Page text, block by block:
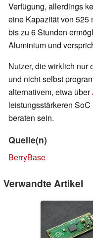
Verfügung, allerdings
eine Kapazität von 525
bis zu 6 Stunden
Aluminium und
Nutzer, die wirklich nur
und nicht selbst
alternativem, etwa über
leistungsstärkeren
beraten sein.
Quelle(n)
BerryBase
Verwandte Artikel